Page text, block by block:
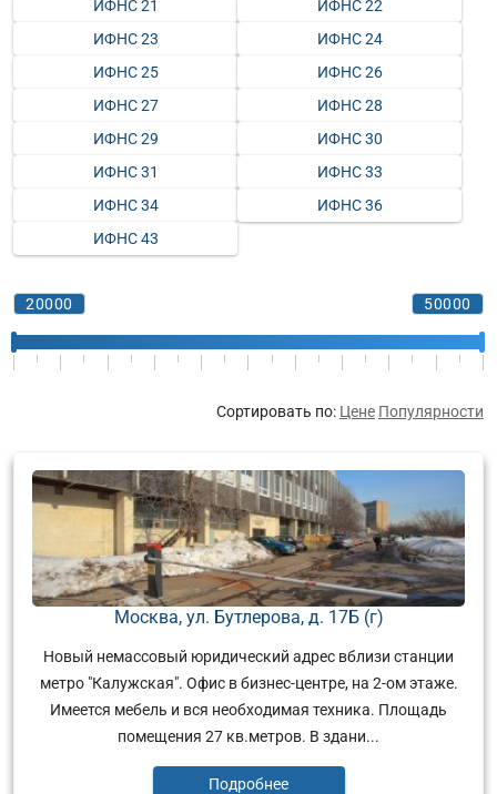
ИФНС 21
ИФНС 22
ИФНС 23
ИФНС 24
ИФНС 25
ИФНС 26
ИФНС 27
ИФНС 28
ИФНС 29
ИФНС 30
ИФНС 31
ИФНС 33
ИФНС 34
ИФНС 36
ИФНС 43
Сортировать по: Цене Популярности
Москва, ул. Бутлерова, д. 17Б (г)
Новый немассовый юридический адрес вблизи станции
метро "Калужская". Офис в бизнес-центре, на 2-ом этаже.
Имеется мебель и вся необходимая техника. Площадь
помещения 27 кв.метров. В здани...
Подробнее